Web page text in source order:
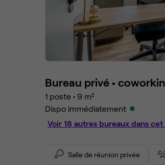
Bureau privé •
1 poste • 9 m²
Dispo immédiatement
Voir 18 autres bureaux dans
Salle de réunion privée